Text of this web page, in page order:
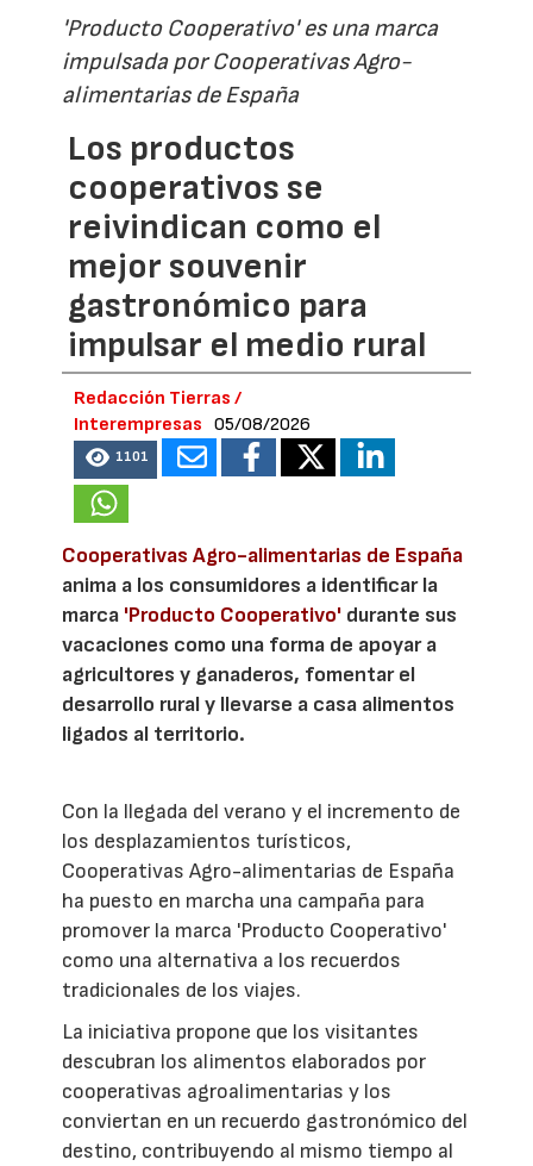
'Producto Cooperativo' es una marca
impulsada por Cooperativas Agro-
alimentarias de España
Los productos
cooperativos se
reivindican como el
mejor souvenir
gastronómico para
impulsar el medio rural
Redacción Tierras /
Interempresas
05/08/2026
1101
Cooperativas Agro-alimentarias de España
anima a los consumidores a identificar la
marca 'Producto Cooperativo' durante sus
vacaciones como una forma de apoyar a
agricultores y ganaderos, fomentar el
desarrollo rural y llevarse a casa alimentos
ligados al territorio.
Con la llegada del verano y el incremento de
los desplazamientos turísticos,
Cooperativas Agro-alimentarias de España
ha puesto en marcha una campaña para
promover la marca 'Producto Cooperativo'
como una alternativa a los recuerdos
tradicionales de los viajes.
La iniciativa propone que los visitantes
descubran los alimentos elaborados por
cooperativas agroalimentarias y los
conviertan en un recuerdo gastronómico del
destino, contribuyendo al mismo tiempo al